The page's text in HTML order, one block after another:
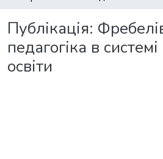
Публікація:
педагогіка в
освіти